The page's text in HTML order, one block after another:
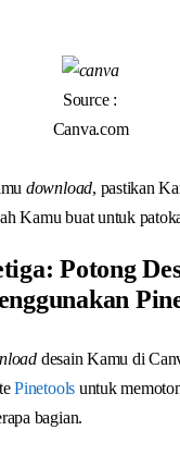
Source :
Canva.com
download, pastikan
Kamu buat untuk
Potong
desain Kamu di
Pinetools untuk
bagian.